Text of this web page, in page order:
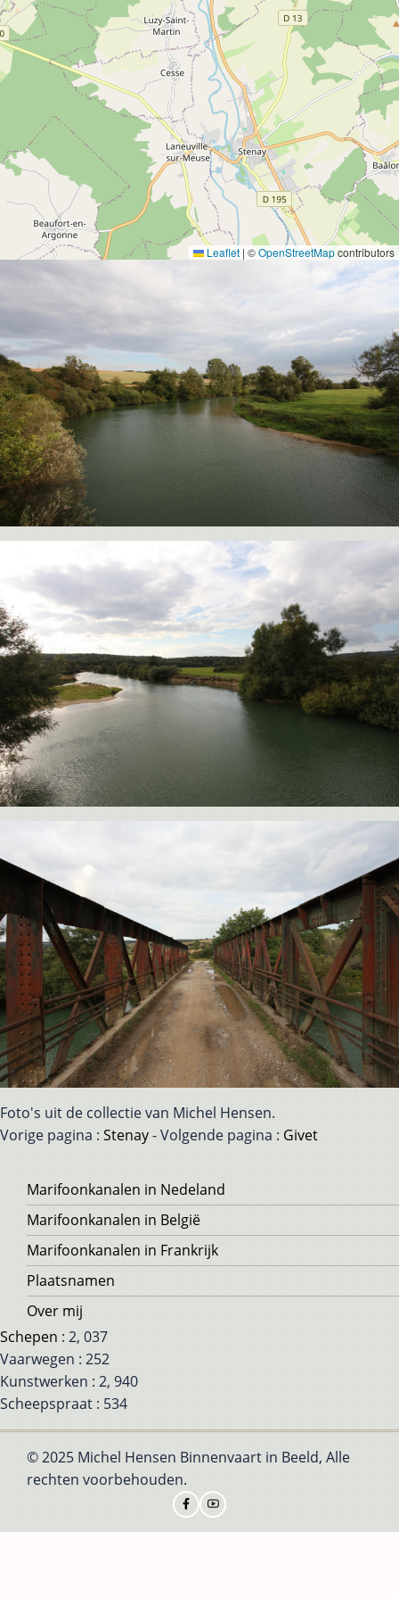
Leaflet | ©OpenStreetMapcontributors
Foto's uit de collectie van Michel Hensen.
Vorige pagina : Stenay- Volgende pagina : Givet
Voet
Marifoonkanalen in Nedeland
Marifoonkanalen in België
Marifoonkanalen in Frankrijk
Plaatsnamen
Over mij
Schepen : 2, 037
Vaarwegen : 252
Kunstwerken : 2, 940
Scheepspraat : 534
© 2025 Michel Hensen Binnenvaart in Beeld, Alle
rechten voorbehouden.